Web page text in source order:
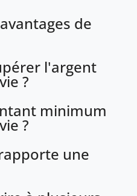
de
l'argent
?
minimum
?
une